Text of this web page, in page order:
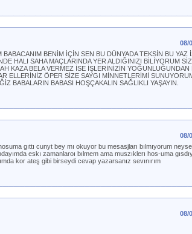
08/
BENİM İÇİN SEN BU DÜNYADA TEKSİN BU YAZ
HALI SAHA MAÇLARINDA YER ALDIĞINIZI BİLİYORUM
KAZA BELA VERMEZ İSE İŞLERİNİZİN YOĞUNLUĞUNDAN
ELLERİNİZ ÖPER SİZE SAYGI MİNNETLERİMİ
BABALARIN BABASI HOŞÇAKALIN SAĞLIKLI YAŞAYIN.
08/
gıttı cunyt bey mı okuyor bu mesasjları bılmıyorum
eskı zamanlaroı bılmem ama muszıklerı hos-uma
kor ateş gibi birseydi cevap yazarsanız sevınırım
08/